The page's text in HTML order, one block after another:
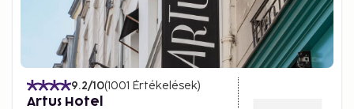
9.2/10(1001 Értékelések)
Artus Hotel